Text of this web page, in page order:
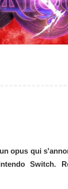
opus qui
Switch.